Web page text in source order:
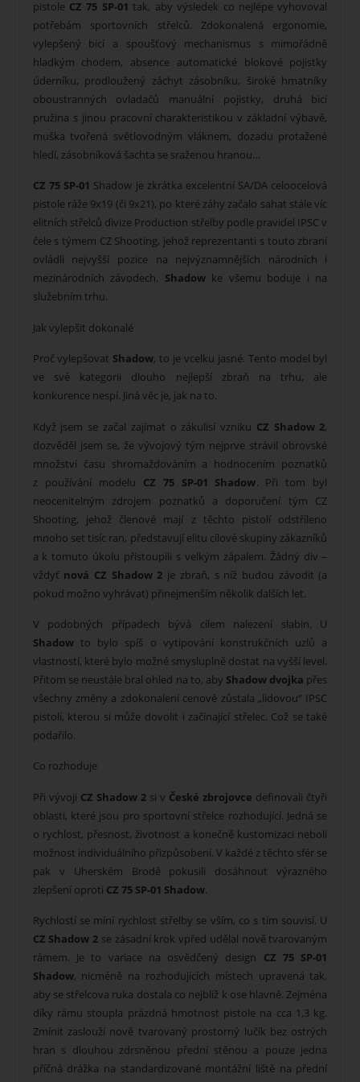
pistole CZ 75 SP-01 tak, aby výsledek co nejlépe vyhovoval
potřebám sportovních střelců. Zdokonalená ergonomie,
vylepšený bicí a spoušťový mechanismus s mimořádně
hladkým chodem, absence automatické blokové pojistky
úderníku, prodloužený záchyt zásobníku, široké hmatníky
oboustranných ovladačů manuální pojistky, druhá bicí
pružina s jinou pracovní charakteristikou v základní výbavě,
muška tvořená světlovodným vláknem, dozadu protažené
hledí, zásobníková šachta se sraženou hranou…
CZ 75 SP-01 Shadow je zkrátka excelentní SA/DA celoocelová
pistole ráže 9x19 (či 9x21), po které záhy začalo sahat stále víc
elitních střelců divize Production střelby podle pravidel IPSC v
čele s týmem CZ Shooting, jehož reprezentanti s touto zbraní
ovládli nejvyšší pozice na nejvýznamnějších národních i
mezinárodních závodech. Shadowke všemu boduje i na
služebním trhu.
Jak vylepšit dokonalé
Proč vylepšovat Shadow, to je vcelku jasné. Tento model byl
ve své kategorii dlouho nejlepší zbraň na trhu, ale
konkurence nespí. Jiná věc je, jak na to.
Když jsem se začal zajímat o zákulisí vzniku CZ Shadow 2,
dozvěděl jsem se, že vývojový tým nejprve strávil obrovské
množství času shromaždováním a hodnocením poznatků
z používání modelu CZ 75 SP-01 Shadow . Při tom byl
neocenitelným zdrojem poznatků a doporučení tým CZ
Shooting, jehož členové mají z těchto pistolí odstříleno
mnoho set tisíc ran, představují elitu cílové skupiny zákazníků
a k tomuto úkolu přistoupili s velkým zápalem. Žádný div –
vždyť nová CZ Shadow 2 je zbraň, s níž budou závodit (a
pokud možno vyhrávat) přinejmenším několik dalších let.
V podobných případech bývá cílem nalezení slabin. U
Shadowto bylo spíš o vytipování konstrukčních uzlů a
vlastností, které bylo možné smysluplně dostat na vyšší level.
Přitom se neustále bral ohled na to, aby Shadow dvojka přes
všechny změny a zdokonalení cenově zůstala „lidovou“ IPSC
pistolí, kterou si může dovolit i začínající střelec. Což se také
podařilo.
Co rozhoduje
Při vývoji CZ Shadow 2si v České zbrojovce definovali čtyři
oblasti, které jsou pro sportovní střelce rozhodující. Jedná se
o rychlost, přesnost, životnost a konečně kustomizaci neboli
možnost individuálního přizpůsobení. V každé z těchto sfér se
pak v Uherském Brodě pokusili dosáhnout výrazného
zlepšení oproti CZ 75 SP-01 Shadow.
Rychlostí se míní rychlost střelby se vším, co s tím souvisí. U
CZ Shadow 2 se zásadní krok vpřed udělal nově tvarovaným
rámem. Je to variace na osvědčený design CZ 75 SP-01
Shadow, nicméně na rozhodujících místech upravená tak,
aby se střelcova ruka dostala co nejblíž k ose hlavně. Zejména
díky rámu stoupla prázdná hmotnost pistole na cca 1,3 kg.
Zmínit zaslouží nově tvarovaný prostorný lučík bez ostrých
hran s dlouhou zdrsněnou přední stěnou a pouze jedna
příčná drážka na standardizované montážní liště na přední